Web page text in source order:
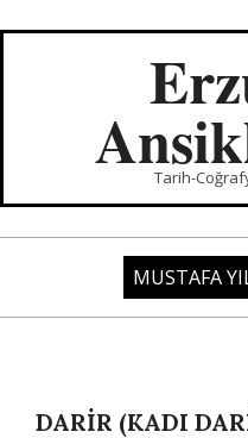
Tarih-
MUSTAFA
DARİR (KADI